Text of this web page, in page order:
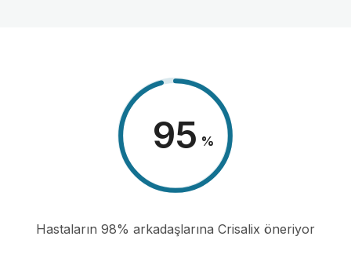
98 %
Hastaların 98% arkadaşlarına Crisalix öneriyor